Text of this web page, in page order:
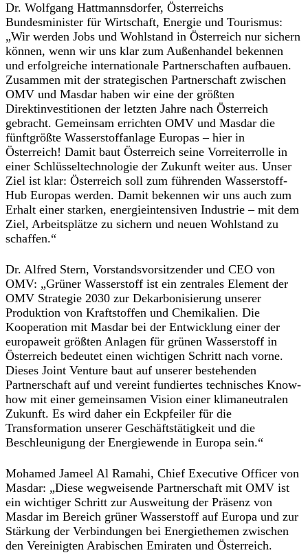
Dr. Wolfgang Hattmannsdorfer, Österreichs
Bundesminister für Wirtschaft, Energie und Tourismus:
„Wir werden Jobs und Wohlstand in Österreich nur sichern
können, wenn wir uns klar zum Außenhandel bekennen
und erfolgreiche internationale Partnerschaften aufbauen.
Zusammen mit der strategischen Partnerschaft zwischen
OMV und Masdar haben wir eine der größten
Direktinvestitionen der letzten Jahre nach Österreich
gebracht. Gemeinsam errichten OMV und Masdar die
fünftgrößte Wasserstoffanlage Europas – hier in
Österreich! Damit baut Österreich seine Vorreiterrolle in
einer Schlüsseltechnologie der Zukunft weiter aus. Unser
Ziel ist klar: Österreich soll zum führenden Wasserstoff-
Hub Europas werden. Damit bekennen wir uns auch zum
Erhalt einer starken, energieintensiven Industrie – mit dem
Ziel, Arbeitsplätze zu sichern und neuen Wohlstand zu
schaffen.“
Dr. Alfred Stern, Vorstandsvorsitzender und CEO von
OMV: „Grüner Wasserstoff ist ein zentrales Element der
OMV Strategie 2030 zur Dekarbonisierung unserer
Produktion von Kraftstoffen und Chemikalien. Die
Kooperation mit Masdar bei der Entwicklung einer der
europaweit größten Anlagen für grünen Wasserstoff in
Österreich bedeutet einen wichtigen Schritt nach vorne.
Dieses Joint Venture baut auf unserer bestehenden
Partnerschaft auf und vereint fundiertes technisches Know-
how mit einer gemeinsamen Vision einer klimaneutralen
Zukunft. Es wird daher ein Eckpfeiler für die
Transformation unserer Geschäftstätigkeit und die
Beschleunigung der Energiewende in Europa sein.“
Mohamed Jameel Al Ramahi, Chief Executive Officer von
Masdar: „Diese wegweisende Partnerschaft mit OMV ist
ein wichtiger Schritt zur Ausweitung der Präsenz von
Masdar im Bereich grüner Wasserstoff auf Europa und zur
Stärkung der Verbindungen bei Energiethemen zwischen
den Vereinigten Arabischen Emiraten und Österreich.